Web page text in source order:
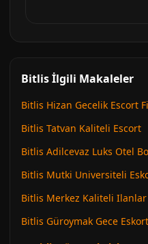
Bitlis İlgili Makaleler
Bitlis Hizan Gecelik Escort
Bitlis Tatvan Kaliteli Escort
Bitlis Adilcevaz Luks Otel
Bitlis Mutki Universiteli
Bitlis Merkez Kaliteli Ilanlar
Bitlis Güroymak Gece Eskort